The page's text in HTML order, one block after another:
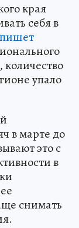
края
себя в
пишет
упало
в марте до
это с
в
снимать